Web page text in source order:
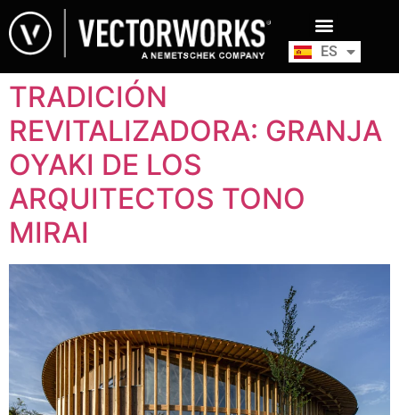
ES
EN
TRADICIÓN
REVITALIZADORA: GRANJA
OYAKI DE LOS
ARQUITECTOS TONO
MIRAI